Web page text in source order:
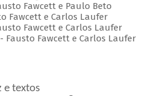
Fawcett e Paulo Beto
Fawcett e Carlos Laufer
Fawcett e Carlos Laufer
Fausto Fawcett e Carlos Laufer
e textos